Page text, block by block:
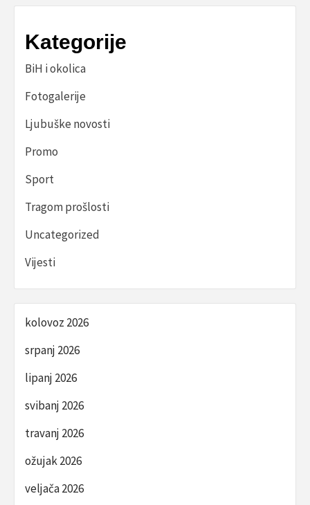
Kategorije
BiH i okolica
Fotogalerije
Ljubuške novosti
Promo
Sport
Tragom prošlosti
Uncategorized
Vijesti
kolovoz 2026
srpanj 2026
lipanj 2026
svibanj 2026
travanj 2026
ožujak 2026
veljača 2026